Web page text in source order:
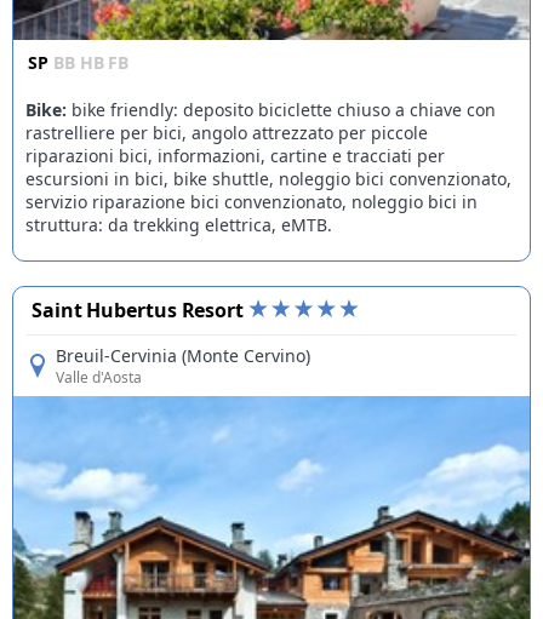
SP BB HB FB
Bike: bike friendly: deposito biciclette chiuso a chiave con
rastrelliere per bici, angolo attrezzato per piccole
riparazioni bici, informazioni, cartine e tracciati per
escursioni in bici, bike shuttle, noleggio bici convenzionato,
servizio riparazione bici convenzionato, noleggio bici in
struttura: da trekking elettrica, eMTB.
Saint Hubertus Resort
Breuil-Cervinia (Monte Cervino)
Valle d'Aosta